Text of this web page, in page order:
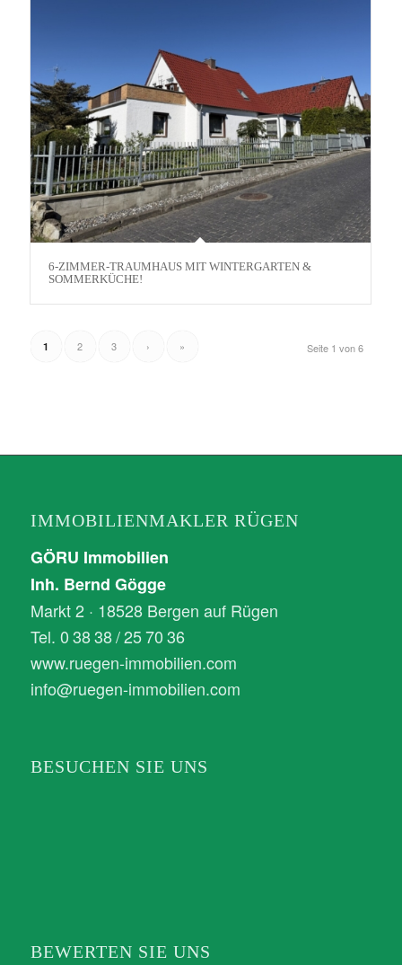
6-ZIMMER-TRAUMHAUS MIT WINTERGARTEN &
SOMMERKÜCHE!
Seite 1 von 6
1 2 3 › »
IMMOBILIENMAKLER RÜGEN
GÖRU Immobilien
Inh. Bernd Gögge
Markt 2 · 18528 Bergen auf Rügen
Tel. 0 38 38 / 25 70 36
www.ruegen-immobilien.com
info@ruegen-immobilien.com
BESUCHEN SIE UNS
BEWERTEN SIE UNS